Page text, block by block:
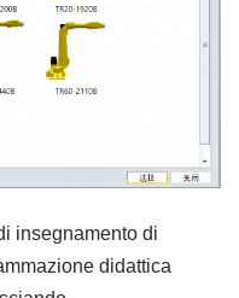
insegnamento di
didattica